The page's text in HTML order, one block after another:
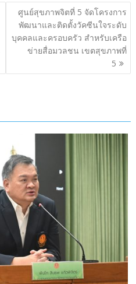
ศูนย์สุขภาพจิตที่ 5 จัดโครงการ
พัฒนาและติดตั้งวัคซีนใจระดับ
บุคคลและครอบครัว สำหรับเครือ
ข่ายสื่อมวลชน เขตสุขภาพที่
5